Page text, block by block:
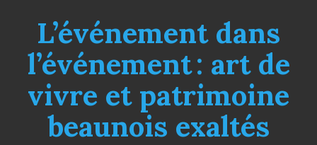
L’événement dans
l’événement : art de
vivre et patrimoine
beaunois exaltés